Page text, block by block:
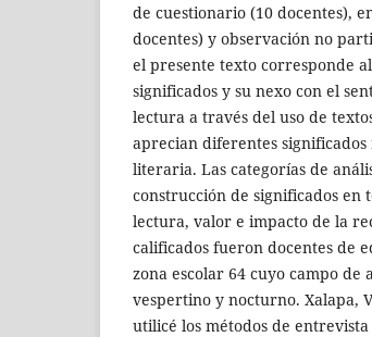
de cuestionario (10 docentes),
docentes) y observación no
el presente texto corresponde
significados y su nexo con el
lectura a través del uso de
aprecian diferentes
literaria. Las categorías de
construcción de significados
lectura, valor e impacto de la
calificados fueron docentes de
zona escolar 64 cuyo campo de
vespertino y nocturno. Xalapa,
utilicé los métodos de